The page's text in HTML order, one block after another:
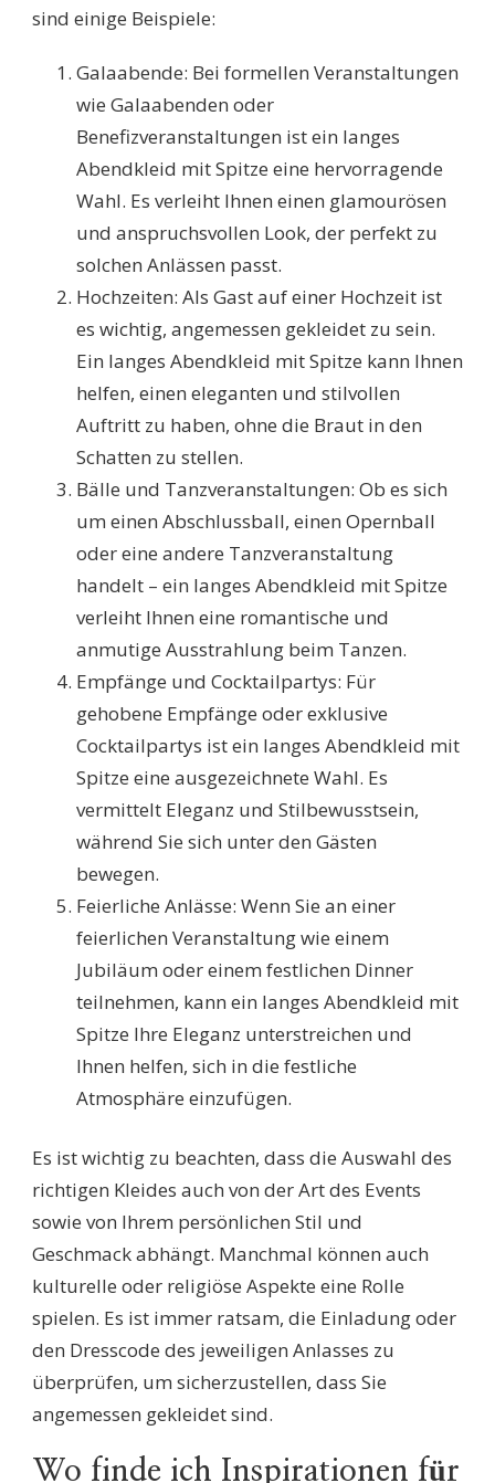
sind einige Beispiele:
Galaabende: Bei formellen Veranstaltungen
wie Galaabenden oder
Benefizveranstaltungen ist ein langes
Abendkleid mit Spitze eine hervorragende
Wahl. Es verleiht Ihnen einen glamourösen
und anspruchsvollen Look, der perfekt zu
solchen Anlässen passt.
Hochzeiten: Als Gast auf einer Hochzeit ist
es wichtig, angemessen gekleidet zu sein.
Ein langes Abendkleid mit Spitze kann Ihnen
helfen, einen eleganten und stilvollen
Auftritt zu haben, ohne die Braut in den
Schatten zu stellen.
Bälle und Tanzveranstaltungen: Ob es sich
um einen Abschlussball, einen Opernball
oder eine andere Tanzveranstaltung
handelt – ein langes Abendkleid mit Spitze
verleiht Ihnen eine romantische und
anmutige Ausstrahlung beim Tanzen.
Empfänge und Cocktailpartys: Für
gehobene Empfänge oder exklusive
Cocktailpartys ist ein langes Abendkleid mit
Spitze eine ausgezeichnete Wahl. Es
vermittelt Eleganz und Stilbewusstsein,
während Sie sich unter den Gästen
bewegen.
Feierliche Anlässe: Wenn Sie an einer
feierlichen Veranstaltung wie einem
Jubiläum oder einem festlichen Dinner
teilnehmen, kann ein langes Abendkleid mit
Spitze Ihre Eleganz unterstreichen und
Ihnen helfen, sich in die festliche
Atmosphäre einzufügen.
Es ist wichtig zu beachten, dass die Auswahl des
richtigen Kleides auch von der Art des Events
sowie von Ihrem persönlichen Stil und
Geschmack abhängt. Manchmal können auch
kulturelle oder religiöse Aspekte eine Rolle
spielen. Es ist immer ratsam, die Einladung oder
den Dresscode des jeweiligen Anlasses zu
überprüfen, um sicherzustellen, dass Sie
angemessen gekleidet sind.
Wo finde ich Inspirationen für